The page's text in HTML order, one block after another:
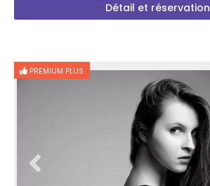
Détail et réservation
PREMIUM PLUS